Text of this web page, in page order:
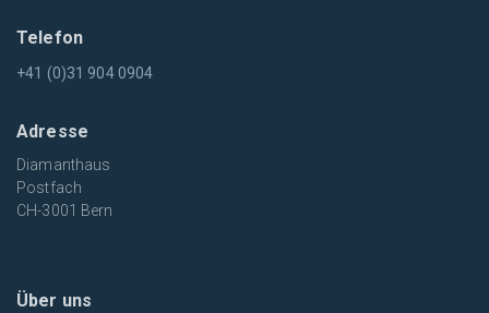
Telefon
+41 (0)31 904 0904
Adresse
Diamanthaus
Postfach
CH-3001 Bern
Über uns